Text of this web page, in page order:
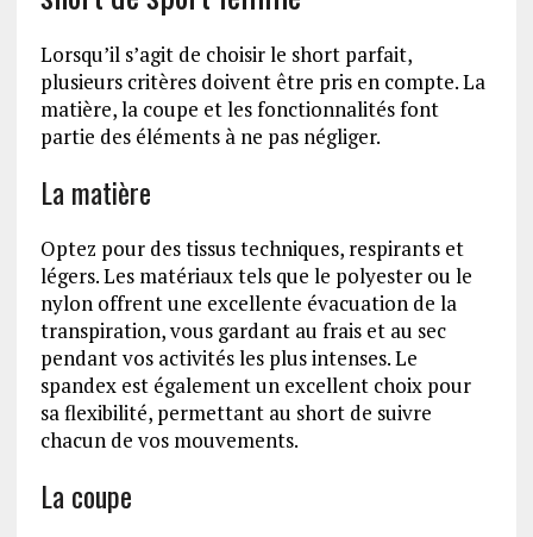
Lorsqu’il s’agit de choisir le short parfait,
plusieurs critères doivent être pris en compte. La
matière, la coupe et les fonctionnalités font
partie des éléments à ne pas négliger.
La matière
Optez pour des tissus techniques, respirants et
légers. Les matériaux tels que le polyester ou le
nylon offrent une excellente évacuation de la
transpiration, vous gardant au frais et au sec
pendant vos activités les plus intenses. Le
spandex est également un excellent choix pour
sa flexibilité, permettant au short de suivre
chacun de vos mouvements.
La coupe